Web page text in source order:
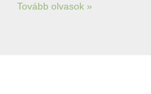
Tovább olvasok »